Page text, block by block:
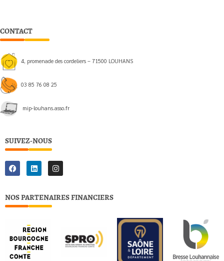
CONTACT
4, promenade des cordeliers – 71500 LOUHANS
03 85 76 08 25
mip-louhans.asso.fr
SUIVEZ-NOUS
F
a
b
o
o
L
i
e
d
i
I
n
a
g
NOS PARTENAIRES FINANCIERS